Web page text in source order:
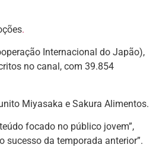
.
Internacional do Japão),
no canal, com 39.854
Miyasaka e Sakura Alimentos.
focado no público jovem”,
sucesso da temporada anterior”.